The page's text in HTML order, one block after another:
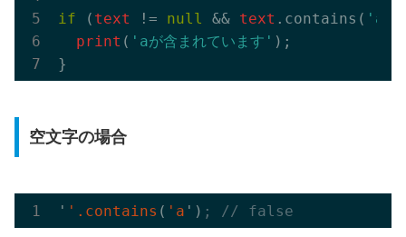
if ( text != null && text .contains( 'a'
print ( 'aが含まれています' );
空文字の場合
' '.contains ( 'a ') ; // false